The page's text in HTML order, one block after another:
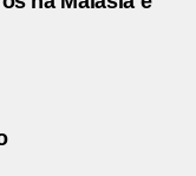
Luan Candido e
Baralhas e
(Fabri)